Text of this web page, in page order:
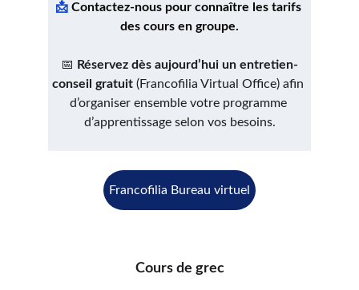
📩 Contactez-nous pour connaître les tarifs
des cours en groupe.
📅 Réservez dès aujourd’hui un entretien-
conseil gratuit (Francofilia Virtual Office) afin
d’organiser ensemble votre programme
d’apprentissage selon vos besoins.
Francofilia Bureau virtuel
Cours de grec